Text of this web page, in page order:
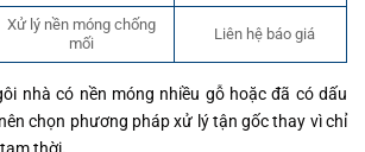
Xử lý nền móng chống
mối
Liên hệ báo giá
nhà có nền móng nhiều gỗ hoặc đã có dấu
chọn phương pháp xử lý tận gốc thay vì chỉ